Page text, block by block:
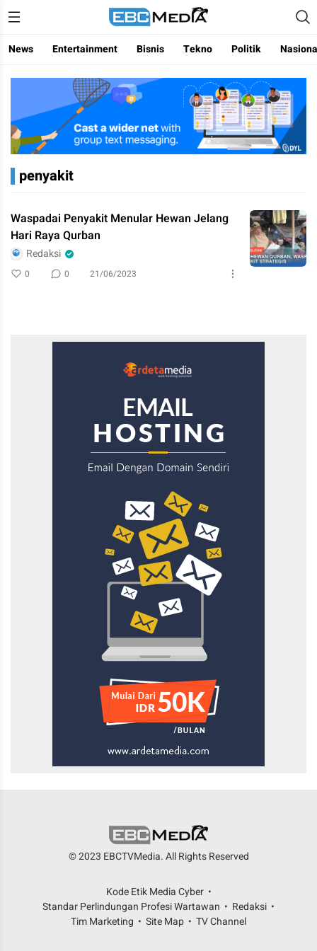
ebctvmedia
Menggapai Cakrawala Untuk Indonesia
News Entertainment Bisnis Tekno Politik
penyakit
Waspadai Penyakit Menular Hewan Jelang
Hari Raya Qurban
Redaksi
0 0 21/06/2023
© 2023 EBCTVMedia. All Rights Reserved
Kode Etik Media Cyber
Standar Perlindungan Profesi Wartawan
Redaksi
Tim Marketing
Site Map TV Channel